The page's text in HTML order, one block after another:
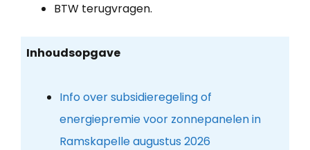
BTW terugvragen.
Inhoudsopgave
Info over subsidieregeling of
energiepremie voor zonnepanelen in
Ramskapelle augustus 2026